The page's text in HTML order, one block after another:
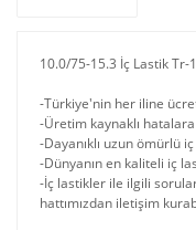
10.0/75-15.3 İç Lastik Tr-
-Türkiye'nin her iline
-Üretim kaynaklı hatalara
-Dayanıklı uzun ömürlü
-Dünyanın en kaliteli iç
-İç lastikler ile ilgili
hattımızdan iletişim